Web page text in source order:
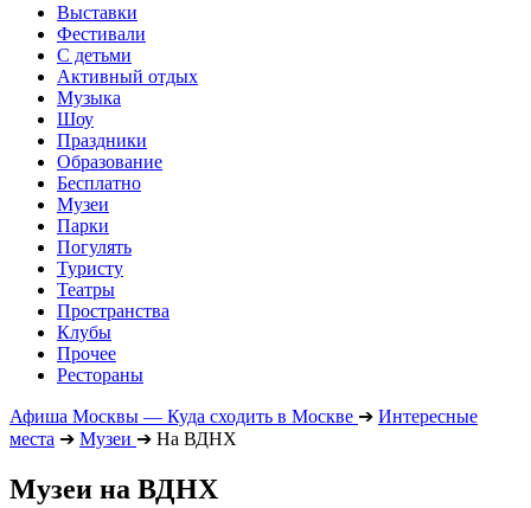
Выставки
Фестивали
С детьми
Активный отдых
Музыка
Шоу
Праздники
Образование
Бесплатно
Музеи
Парки
Погулять
Туристу
Театры
Пространства
Клубы
Прочее
Рестораны
Афиша Москвы — Куда сходить в Москве ➔ Интересные
места ➔ Музеи ➔ На ВДНХ
Музеи на ВДНХ